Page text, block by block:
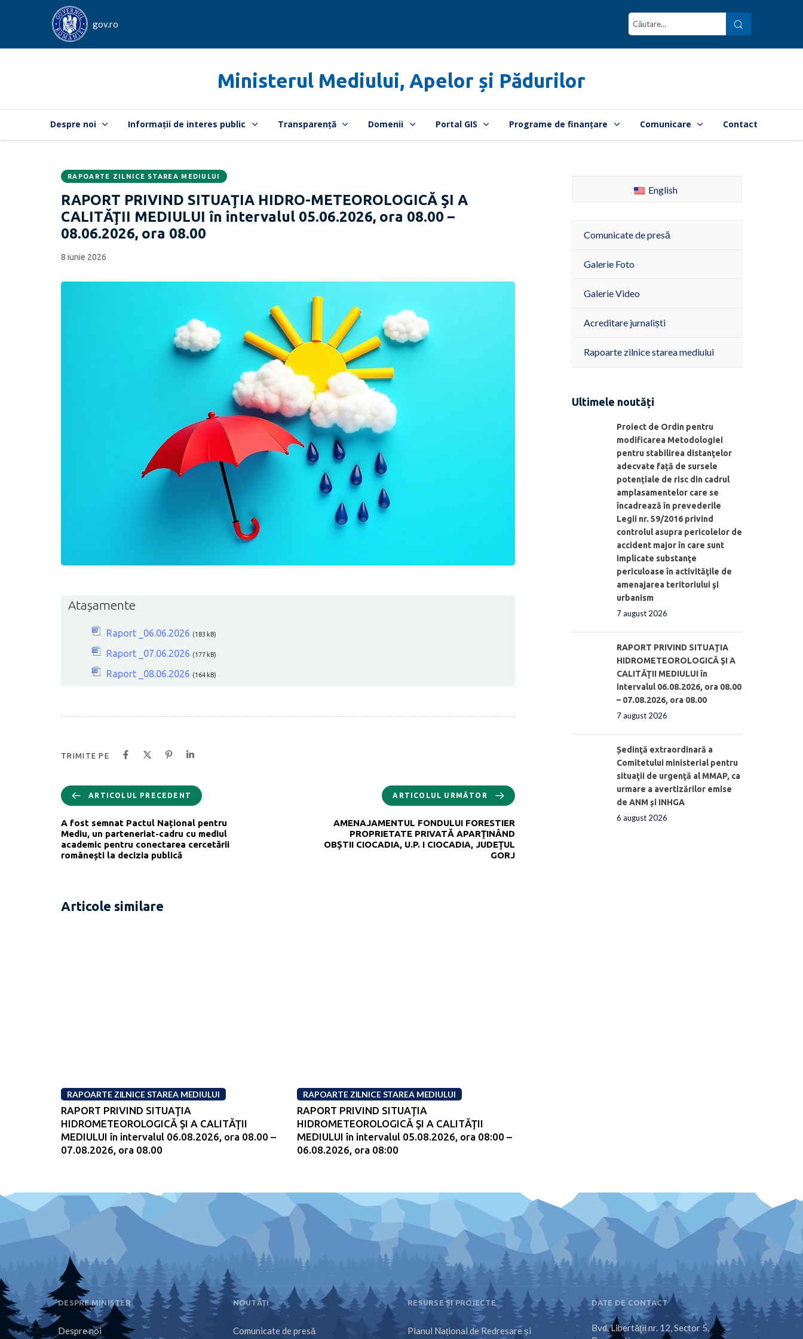
gov.ro
Ministerul Mediului, Apelor și Pădurilor
Despre noi Informații de interes public Transparență Domenii Portal GIS Programe de finanțare Comunicare Contact
CATEGORIA:
RAPOARTE ZILNICE STAREA MEDIULUI
RAPORT PRIVIND SITUAŢIA HIDRO-METEOROLOGICĂ ŞI A
CALITĂŢII MEDIULUI în intervalul 05.06.2026, ora 08.00 –
08.06.2026, ora 08.00
Data
publicării:
8 iunie 2026
Atașamente
Raport _06.06.2026 (183 kB)
Raport _07.06.2026 (177 kB)
Raport _08.06.2026 (164 kB)
TRIMITE PE
ARTICOLUL PRECEDENT
A fost semnat Pactul Național pentru
Mediu, un parteneriat-cadru cu mediul
academic pentru conectarea cercetării
românești la decizia publică
ARTICOLUL URMĂTOR
AMENAJAMENTUL FONDULUI FORESTIER
PROPRIETATE PRIVATĂ APARŢINÂND
OBȘTII CIOCADIA, U.P. I CIOCADIA, JUDEŢUL
GORJ
Articole similare
RAPOARTE ZILNICE STAREA MEDIULUI
RAPORT PRIVIND SITUAŢIA
HIDROMETEOROLOGICĂ ŞI A CALITĂŢII
MEDIULUI în intervalul 06.08.2026, ora 08.00 –
07.08.2026, ora 08.00
RAPOARTE ZILNICE STAREA MEDIULUI
RAPORT PRIVIND SITUAŢIA
HIDROMETEOROLOGICĂ ŞI A CALITĂŢII
MEDIULUI în intervalul 05.08.2026, ora 08:00 –
06.08.2026, ora 08:00
English
Comunicate de presă
Galerie Foto
Galerie Video
Acreditare jurnaliști
Rapoarte zilnice starea mediului
Ultimele noutăți
Proiect de Ordin pentru
modificarea Metodologiei
pentru stabilirea distanţelor
adecvate față de sursele
potențiale de risc din cadrul
amplasamentelor care se
încadrează în prevederile
Legii nr. 59/2016 privind
controlul asupra pericolelor de
accident major în care sunt
implicate substanţe
periculoase în activităţile de
amenajarea teritoriului şi
urbanism
7 august 2026
RAPORT PRIVIND SITUAŢIA
HIDROMETEOROLOGICĂ ŞI A
CALITĂŢII MEDIULUI în
intervalul 06.08.2026, ora 08.00
– 07.08.2026, ora 08.00
7 august 2026
Ședinţă extraordinară a
Comitetului ministerial pentru
situaţii de urgenţă al MMAP, ca
urmare a avertizărilor emise
de ANM și INHGA
6 august 2026
DESPRE MINISTER
Despre noi
NOUTĂȚI
Comunicate de presă
RESURSE ȘI PROIECTE
Planul Național de Redresare și
DATE DE CONTACT
Bvd. Libertăţii nr. 12, Sector 5,